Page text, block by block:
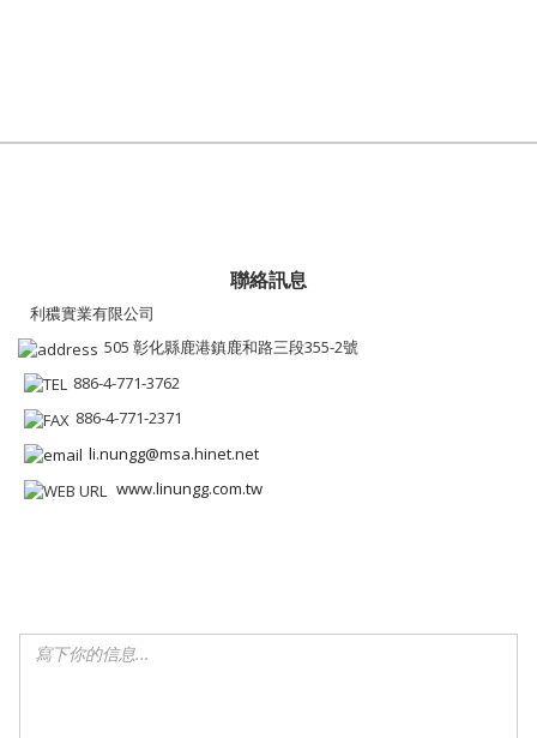
聯絡訊息
利穠實業有限公司
505 彰化縣鹿港鎮鹿和路三段355-2號
886-4-771-3762
886-4-771-2371
li.nungg@msa.hinet.net
www.linungg.com.tw